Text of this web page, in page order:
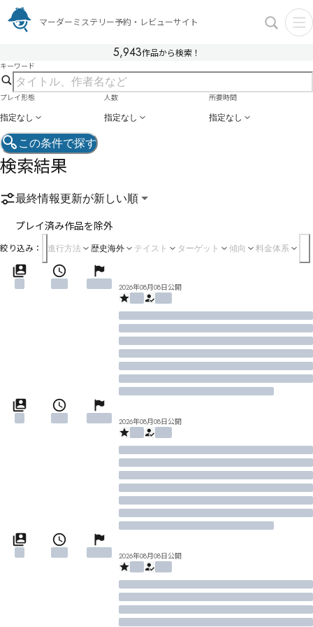
マーダーミステリー予約・レビューサイト
5,943作品から検索！
キーワード
プレイ形態
指定なし
人数
指定なし
所要時間
指定なし
この条件で探す
検索結果
最終情報更新が新しい順
プレイ済み作品を除外
絞り込み： 進行方法 歴史海外 テイスト ターゲット 傾向 料金体系
2026年08月08日公開
2026年08月08日公開
2026年08月08日公開